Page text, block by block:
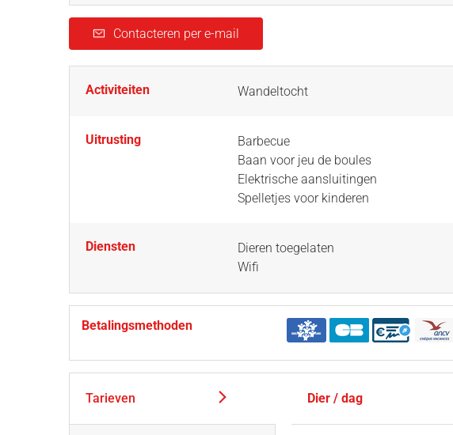
Contacteren per e-mail
Activiteiten Wandeltocht
Uitrusting
Barbecue
Baan voor jeu de boules
Elektrische aansluitingen
Spelletjes voor kinderen
Diensten
Dieren toegelaten
Wifi
Betalingsmethoden
Tarieven Dier / dag